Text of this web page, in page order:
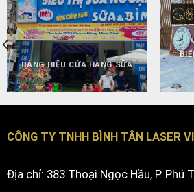
BẢNG HIỆU CỬA HÀNG SỮA
CÔNG TY TNHH BÌNH TÂN LASER
Địa chỉ: 383 Thoại Ngọc Hầu, P. Phú